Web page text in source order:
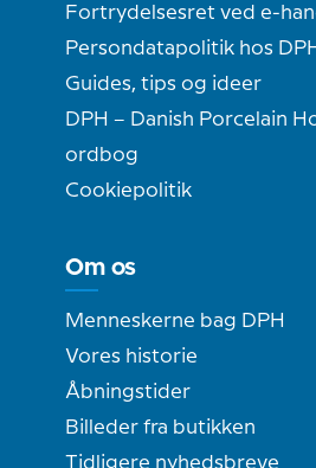
Fortrydelsesret ved e-
Persondatapolitik hos
Guides, tips og ideer
DPH – Danish Porcelain
ordbog
Cookiepolitik
Om os
Menneskerne bag DPH
Vores historie
Åbningstider
Billeder fra butikken
Tidligere nyhedsbreve